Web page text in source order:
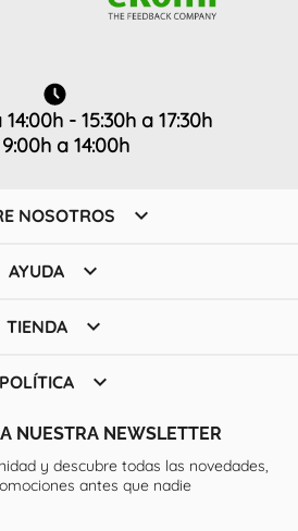
- 15:30h a 17:30h
a 14:00h
NOSOTROS 
AYUDA 
TIENDA 
POLÍTICA 
NUESTRA NEWSLETTER
y descubre todas las novedades,
antes que nadie